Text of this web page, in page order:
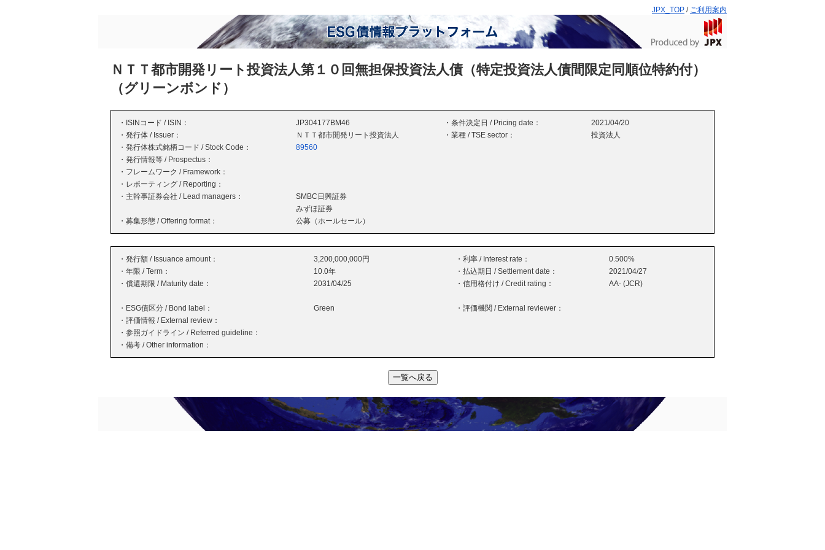
JPX_TOP / ご利用案内
ＮＴＴ都市開発リート投資法人第１０回無担保投資法人債（特定投資法人債間限定同順位特約付）
（グリーンボンド）
・ISINコード / ISIN： JP304177BM46 ・条件決定日 / Pricing date：
2021/04/20
・発行体 / Issuer：
ＮＴＴ都市開発リート投資法人 ・業種 / TSE sector：
投資法人
・発行体株式銘柄コード / Stock Code：
89560
・発行情報等 / Prospectus：
・フレームワーク / Framework：
・レポーティング / Reporting：
・主幹事証券会社 / Lead managers：
SMBC日興証券
みずほ証券
・募集形態 / Offering format：
公募（ホールセール）
・発行額 / Issuance amount： 3,200,000,000円 ・利率 / Interest rate：
0.500%
・年限 / Term：
10.0年 ・払込期日 / Settlement date：
2021/04/27
・償還期限 / Maturity date：
2031/04/25 ・信用格付け / Credit rating： AA- (JCR)
・ESG債区分 / Bond label： Green
・評価機関 / External reviewer：
・評価情報 / External review：
・参照ガイドライン / Referred guideline：
・備考 / Other information：
一覧へ戻る